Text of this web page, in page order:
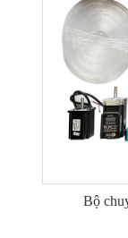
Bộ